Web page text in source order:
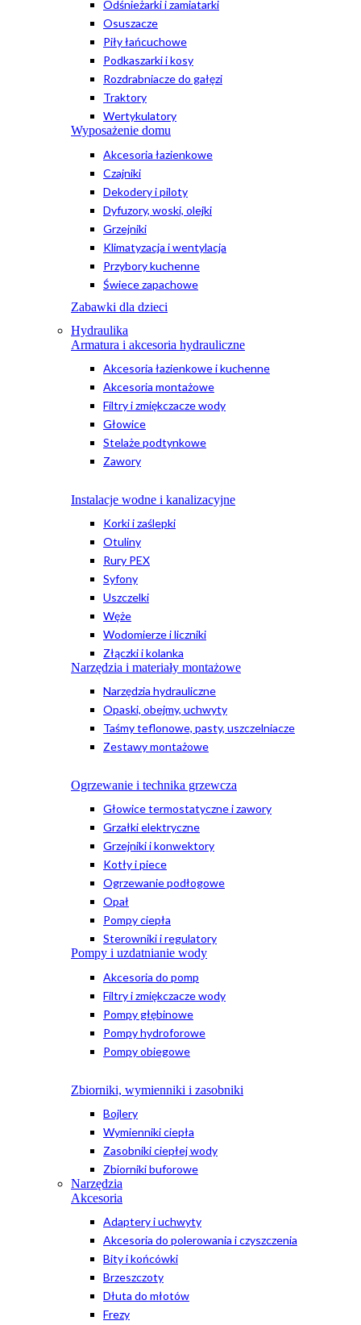
Odśnieżarki i zamiatarki
Osuszacze
Piły łańcuchowe
Podkaszarki i kosy
Rozdrabniacze do gałęzi
Traktory
Wertykulatory
Wyposażenie domu
Akcesoria łazienkowe
Czajniki
Dekodery i piloty
Dyfuzory, woski, olejki
Grzejniki
Klimatyzacja i wentylacja
Przybory kuchenne
Świece zapachowe
Zabawki dla dzieci
Hydraulika
Armatura i akcesoria hydrauliczne
Akcesoria łazienkowe i kuchenne
Akcesoria montażowe
Filtry i zmiękczacze wody
Głowice
Stelaże podtynkowe
Zawory
Instalacje wodne i kanalizacyjne
Korki i zaślepki
Otuliny
Rury PEX
Syfony
Uszczelki
Węże
Wodomierze i liczniki
Złączki i kolanka
Narzędzia i materiały montażowe
Narzędzia hydrauliczne
Opaski, obejmy, uchwyty
Taśmy teflonowe, pasty, uszczelniacze
Zestawy montażowe
Ogrzewanie i technika grzewcza
Głowice termostatyczne i zawory
Grzałki elektryczne
Grzejniki i konwektory
Kotły i piece
Ogrzewanie podłogowe
Opał
Pompy ciepła
Sterowniki i regulatory
Pompy i uzdatnianie wody
Akcesoria do pomp
Filtry i zmiękczacze wody
Pompy głębinowe
Pompy hydroforowe
Pompy obiegowe
Zbiorniki, wymienniki i zasobniki
Bojlery
Wymienniki ciepła
Zasobniki ciepłej wody
Zbiorniki buforowe
Narzędzia
Akcesoria
Adaptery i uchwyty
Akcesoria do polerowania i czyszczenia
Bity i końcówki
Brzeszczoty
Dłuta do młotów
Frezy